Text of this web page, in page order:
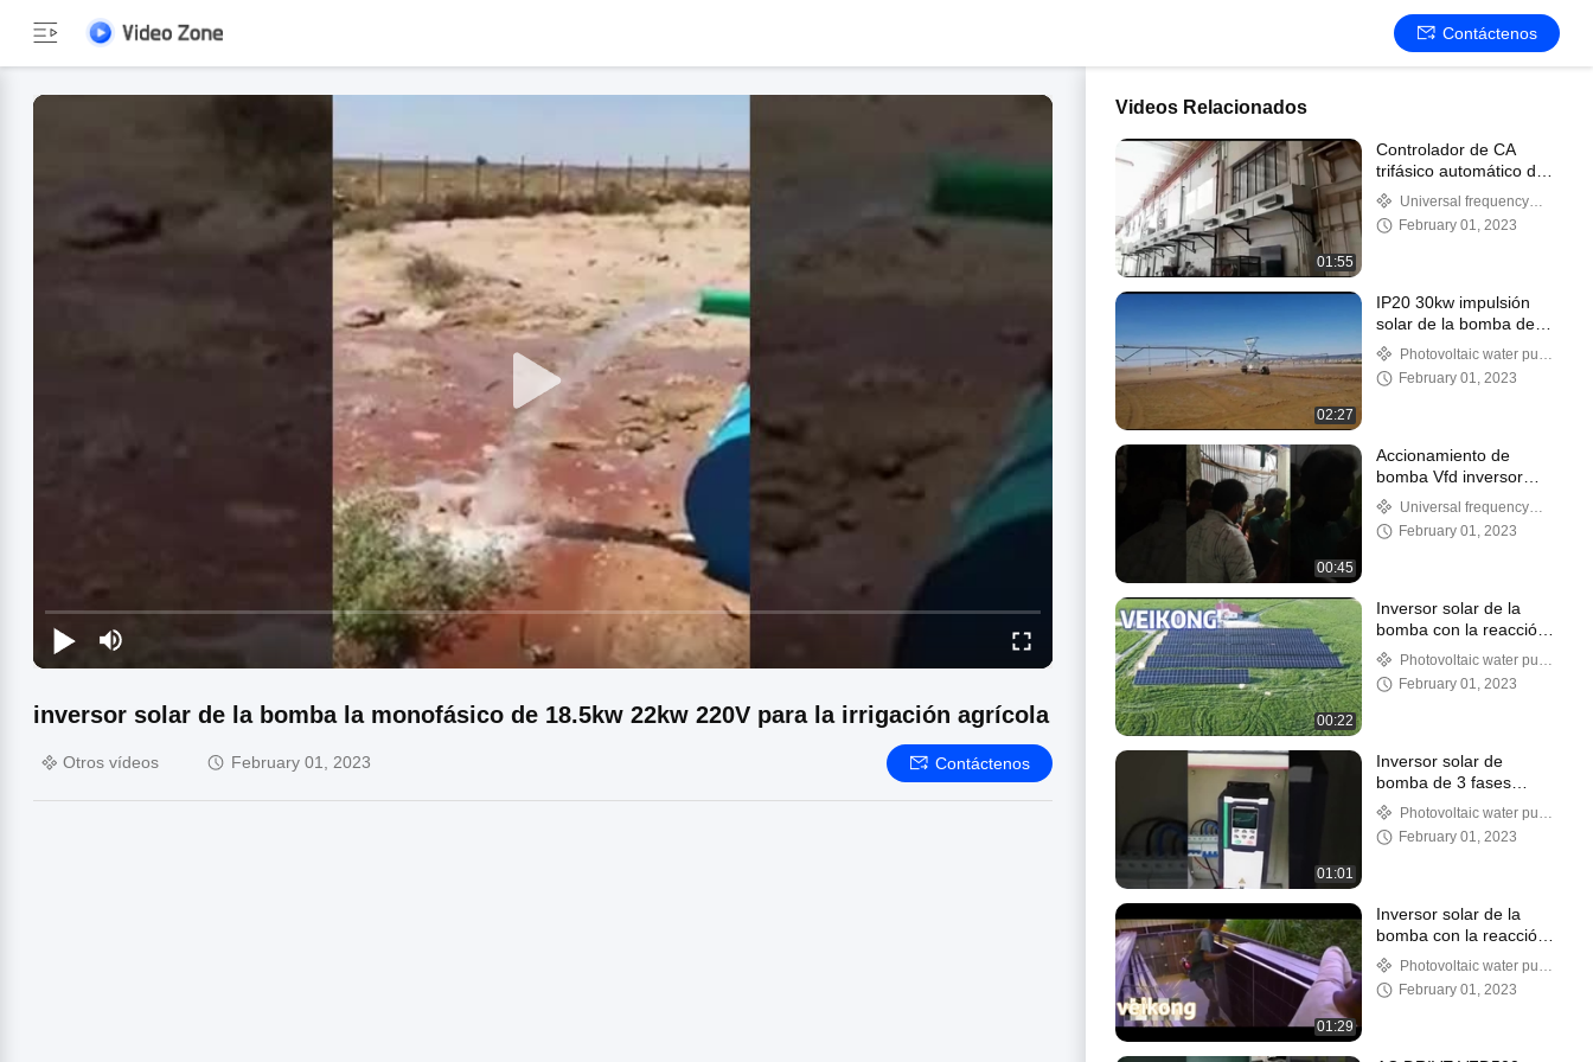
Contáctenos
inversor solar de la bomba la monofásico de 18.5kw 22kw 220V para la irrigación agrícola
Otros vídeos February 01, 2023 Contáctenos
Videos Relacionados
01:55
Controlador de CA
trifásico automático de
380V 5.5KW con
pantalla LCD
Universal frequency
converter
February 01, 2023
02:27
IP20 30kw impulsión
solar de la bomba de
Vfd del inversor de 3
fases garantía de 18
meses
Photovoltaic water pump
frequency converter
February 01, 2023
00:45
Accionamiento de
bomba Vfd inversor
trifásico IP20 30kw
garantía de 18 meses
Universal frequency
converter
February 01, 2023
00:22
Inversor solar de la
bomba con la reacción
agradable del mercado
Photovoltaic water pump
frequency converter
February 01, 2023
01:01
Inversor solar de
bomba de 3 fases
5.5kw CC y Sistema
Solar de entrada de
corriente alterna
Photovoltaic water pump
frequency converter
February 01, 2023
01:29
Inversor solar de la
bomba con la reacción
agradable del mercado
Photovoltaic water pump
frequency converter
February 01, 2023